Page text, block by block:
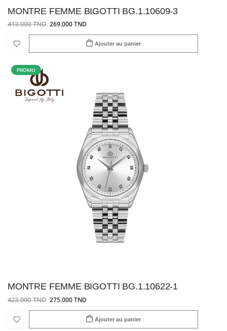
MONTRE FEMME BIGOTTI BG.1.10609-3
413.000 TND 269.000 TND
Ajouter au panier
PROMO
MONTRE FEMME BIGOTTI BG.1.10622-1
423.000 TND 275.000 TND
Ajouter au panier